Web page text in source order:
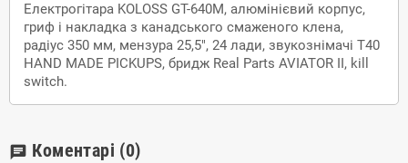
Електрогітара KOLOSS GT-640M, алюмінієвий корпус,
гриф і накладка з канадського смаженого клена,
радіус 350 мм, мензура 25,5", 24 лади, звукознімачі T40
HAND MADE PICKUPS, бридж Real Parts AVIATOR II, kill
switch.
chat Коментарі (0)